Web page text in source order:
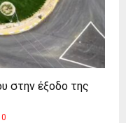
στην έξοδο της
0